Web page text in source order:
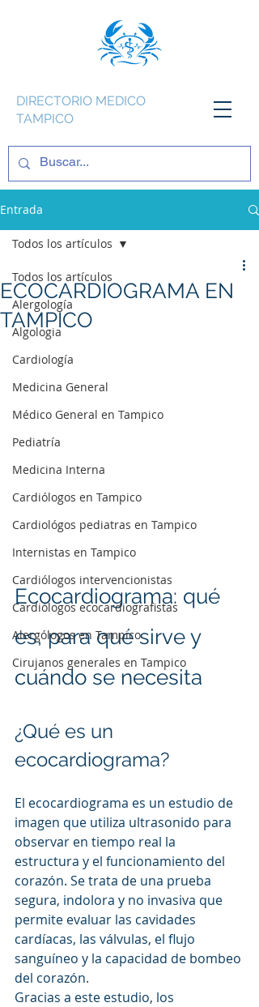
DIRECTORIO MEDICO
TAMPICO
Entrada
Todos los artículos
Alergología
Algologia
Cardiología
Medicina General
Médico General en Tampico
Pediatría
Medicina Interna
Cardiólogos en Tampico
Cardiológos pediatras en Tampico
Internistas en Tampico
Cardiólogos intervencionistas
Cardiólogos ecocardiografistas
Alergólogos en Tampico
Cirujanos generales en Tampico
Todos los artículos
ECOCARDIOGRAMA EN
TAMPICO
Ecocardiograma: qué
es, para qué sirve y
cuándo se necesita
¿Qué es un
ecocardiograma?
El ecocardiograma es un estudio de
imagen que utiliza ultrasonido para
observar en tiempo real la
estructura y el funcionamiento del
corazón. Se trata de una prueba
segura, indolora y no invasiva que
permite evaluar las cavidades
cardíacas, las válvulas, el flujo
sanguíneo y la capacidad de bombeo
del corazón.
Gracias a este estudio, los